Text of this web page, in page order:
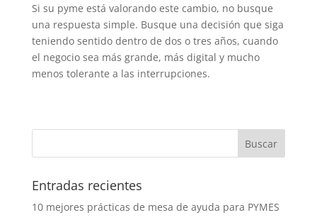
Si su pyme está valorando este cambio, no busque
una respuesta simple. Busque una decisión que siga
teniendo sentido dentro de dos o tres años, cuando
el negocio sea más grande, más digital y mucho
menos tolerante a las interrupciones.
Entradas recientes
10 mejores prácticas de mesa de ayuda para PYMES